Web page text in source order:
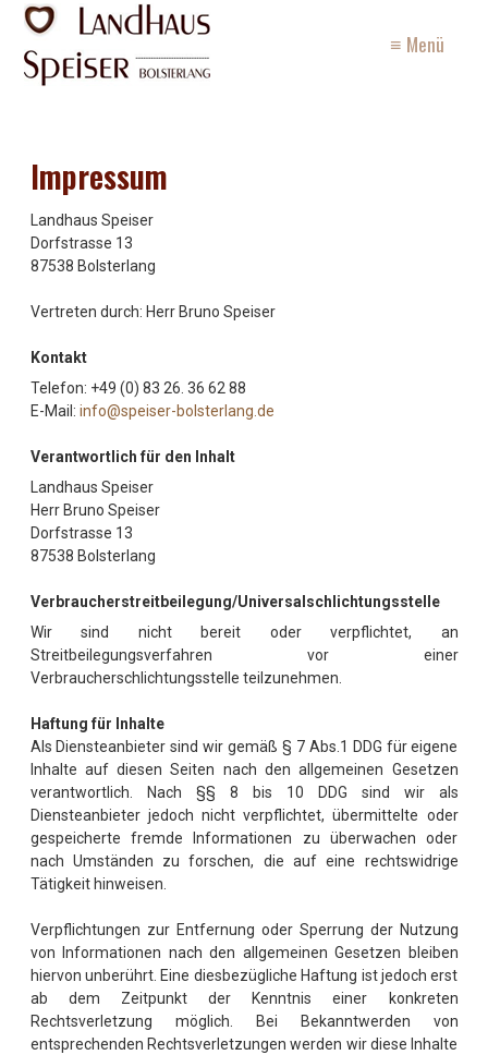
≡ Menü
Impressum
Landhaus Speiser
Dorfstrasse 13
87538 Bolsterlang
Vertreten durch: Herr Bruno Speiser
Kontakt
Telefon: +49 (0) 83 26. 36 62 88
E-Mail: info@speiser-bolsterlang.de
Verantwortlich für den Inhalt
Landhaus Speiser
Herr Bruno Speiser
Dorfstrasse 13
87538 Bolsterlang
Verbraucher­streit­beilegung/Universal­schlichtungs­stelle
Wir sind nicht bereit oder verpflichtet, an
Streitbeilegungsverfahren vor einer
Verbraucherschlichtungsstelle teilzunehmen.
Haftung für Inhalte
Als Diensteanbieter sind wir gemäß § 7 Abs.1 DDG für eigene
Inhalte auf diesen Seiten nach den allgemeinen Gesetzen
verantwortlich. Nach §§ 8 bis 10 DDG sind wir als
Diensteanbieter jedoch nicht verpflichtet, übermittelte oder
gespeicherte fremde Informationen zu überwachen oder
nach Umständen zu forschen, die auf eine rechtswidrige
Tätigkeit hinweisen.
Verpflichtungen zur Entfernung oder Sperrung der Nutzung
von Informationen nach den allgemeinen Gesetzen bleiben
hiervon unberührt. Eine diesbezügliche Haftung ist jedoch erst
ab dem Zeitpunkt der Kenntnis einer konkreten
Rechtsverletzung möglich. Bei Bekanntwerden von
entsprechenden Rechtsverletzungen werden wir diese Inhalte